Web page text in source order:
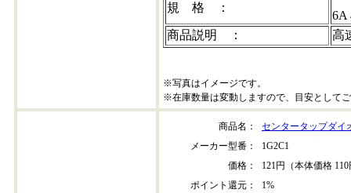
規 格 ：
6A
商品説明 ：
高
※写真はイメージです。
※在庫数量は変動しますので、目安として
商品名：
センタータップダイ
メーカー型番：
1G2C1
価格：
121円（本体価格
ポイント還元：
1%